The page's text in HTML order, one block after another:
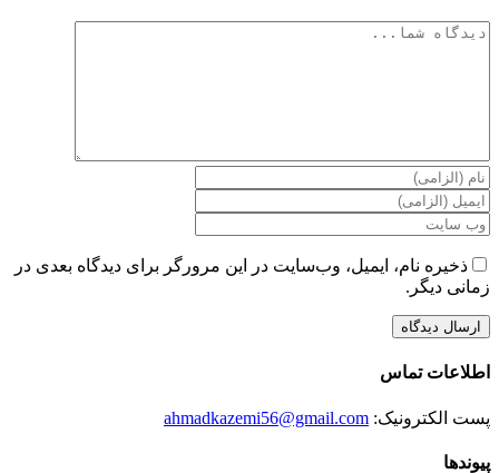
دیدگاه
ذخیره نام، ایمیل، وب‌سایت در این مرورگر برای دیدگاه بعدی در
زمانی دیگر.
اطلاعات تماس
پست الکترونیک: ahmadkazemi56@gmail.com
پیوندها